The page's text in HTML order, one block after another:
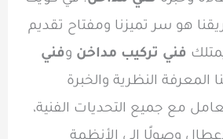
هو سر تميزنا ومفتاح تقديم
فني تركيب مداخن وفني
المعرفة النظرية والخبرة
مع جميع التحديات الفنية،